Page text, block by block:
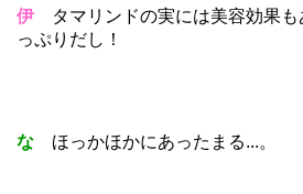
伊 タマリンドの実には美容効果も
っぷりだし！
な ほっかほかにあったまる...。